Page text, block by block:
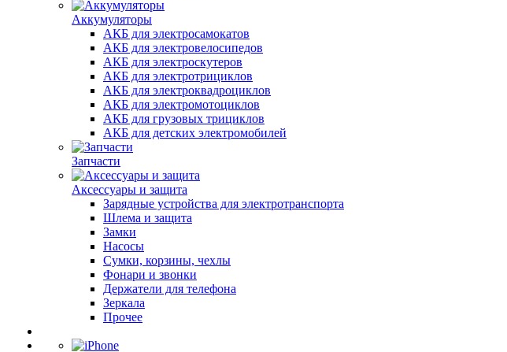
Аккумуляторы
АКБ для электросамокатов
АКБ для электровелосипедов
АКБ для электроскутеров
АКБ для электротрициклов
АКБ для электроквадроциклов
АКБ для электромотоциклов
АКБ для грузовых трициклов
АКБ для детских электромобилей
Запчасти
Аксессуары и защита
Зарядные устройства для электротранспорта
Шлема и защита
Замки
Насосы
Сумки, корзины, чехлы
Фонари и звонки
Держатели для телефона
Зеркала
Прочее